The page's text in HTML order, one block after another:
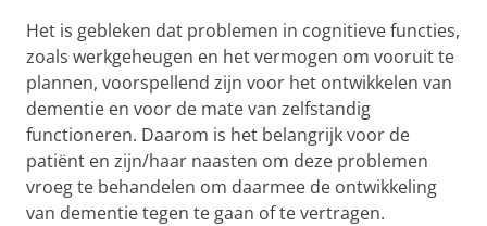
Het is gebleken dat problemen in cognitieve functies,
zoals werkgeheugen en het vermogen om vooruit te
plannen, voorspellend zijn voor het ontwikkelen van
dementie en voor de mate van zelfstandig
functioneren. Daarom is het belangrijk voor de
patiënt en zijn/haar naasten om deze problemen
vroeg te behandelen om daarmee de ontwikkeling
van dementie tegen te gaan of te vertragen.